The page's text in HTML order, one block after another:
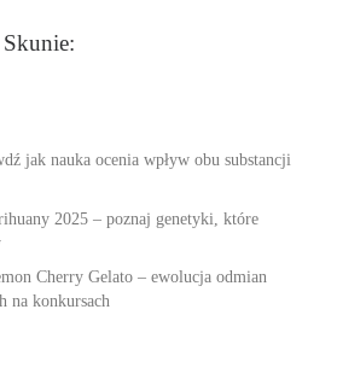
jak nauka ocenia wpływ obu substancji
2025 – poznaj genetyki, które
Cherry Gelato – ewolucja odmian
na konkursach